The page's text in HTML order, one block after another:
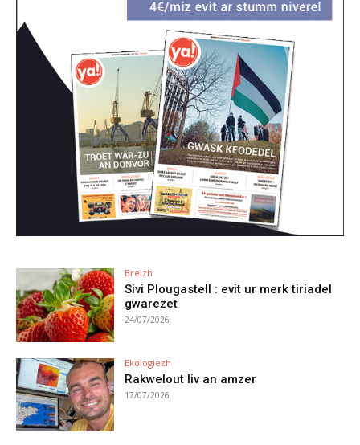
Breizh
Sivi Plougastell : evit ur merk tiriadel
gwarezet
24/07/2026
Ekologiezh
Rakwelout liv an amzer
17/07/2026